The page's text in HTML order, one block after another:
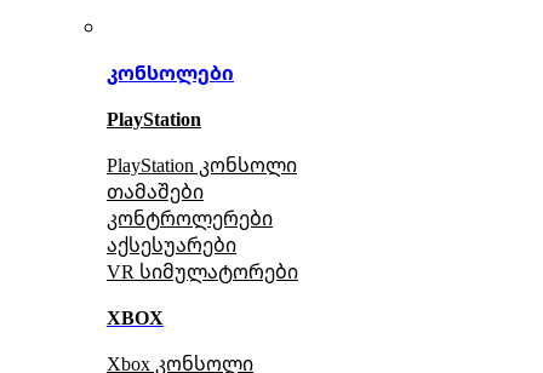
კონსოლები
PlayStation
PlayStation კონსოლი
თამაშები
კონტროლერები
აქსესუარები
VR სიმულატორები
XBOX
Xbox კონსოლი